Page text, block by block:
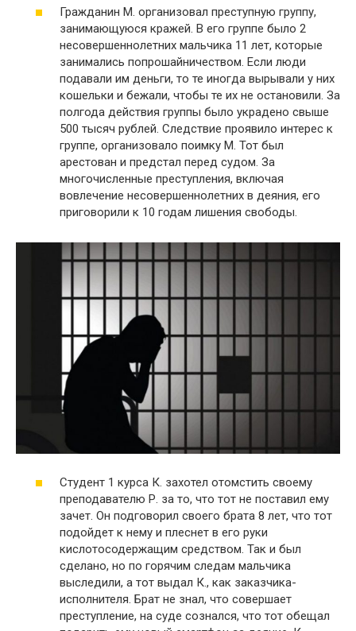
Гражданин М. организовал преступную группу,
занимающуюся кражей. В его группе было 2
несовершеннолетних мальчика 11 лет, которые
занимались попрошайничеством. Если люди
подавали им деньги, то те иногда вырывали у них
кошельки и бежали, чтобы те их не остановили. За
полгода действия группы было украдено свыше
500 тысяч рублей. Следствие проявило интерес к
группе, организовало поимку М. Тот был
арестован и предстал перед судом. За
многочисленные преступления, включая
вовлечение несовершеннолетних в деяния, его
приговорили к 10 годам лишения свободы.
Студент 1 курса К. захотел отомстить своему
преподавателю Р. за то, что тот не поставил ему
зачет. Он подговорил своего брата 8 лет, что тот
подойдет к нему и плеснет в его руки
кислотосодержащим средством. Так и был
сделано, но по горячим следам мальчика
выследили, а тот выдал К., как заказчика-
исполнителя. Брат не знал, что совершает
преступление, на суде сознался, что тот обещал